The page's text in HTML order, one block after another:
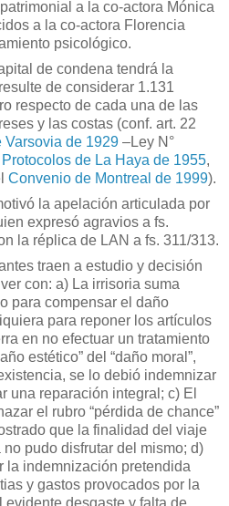
a la co-actora Mónica
a la co-actora Florencia
psicológico.
de condena tendrá la
de considerar 1.131
respecto de cada una de las
y las costas (conf. art. 22
Varsovia de 1929 –Ley N°
Protocolos de La Haya de 1955,
Convenio de Montreal de 1999).
la apelación articulada por
expresó agravios a fs.
la réplica de LAN a fs. 311/313.
traen a estudio y decisión
con: a) La irrisoria suma
para compensar el daño
para reponer los artículos
en no efectuar un tratamiento
estético” del “daño moral”,
se lo debió indemnizar
una reparación integral; c) El
el rubro “pérdida de chance”
que la finalidad del viaje
pudo disfrutar del mismo; d)
la indemnización pretendida
y gastos provocados por la
desgaste y falta de